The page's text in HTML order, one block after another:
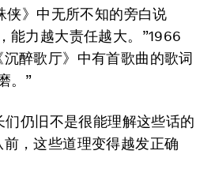
侠》中无所不知的旁白说
能力越大责任越大。”1966
醉歌厅》中有首歌曲的歌词
。”
们仍旧不是很能理解这些话的
，这些道理变得越发正确